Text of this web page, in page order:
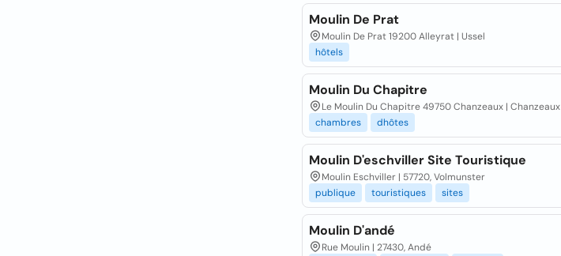
Moulin De Prat
Moulin De Prat 19200 Alleyrat | Ussel
hôtels
Moulin Du Chapitre
Le Moulin Du Chapitre 49750 Chanzeaux | Chanzeaux
chambres
dhôtes
Moulin D'eschviller Site Touristique
Moulin Eschviller | 57720, Volmunster
publique
touristiques sites
Moulin D'andé
Rue Moulin | 27430, Andé